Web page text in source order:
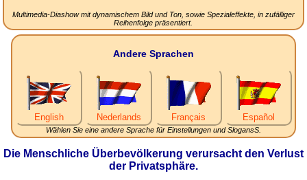
Multimedia-Diashow mit dynamischem Bild und Ton, sowie Spezialeffekte, in zufälliger
Reihenfolge präsentiert.
Andere Sprachen
English Nederlands Français Español
Wählen Sie eine andere Sprache für Einstellungen und SlogansS.
Die Menschliche Überbevölkerung verursacht den Verlust
der Privatsphäre.